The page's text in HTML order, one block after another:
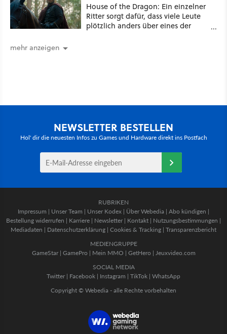
House of the Dragon: Ein einzelner
Ritter sorgt dafür, dass viele Leute
plötzlich anders über eines der
mehr anzeigen
NEWSLETTER BESTELLEN
Hol' dir die neuesten Infos zu Games und Hardware direkt ins Postfach
RUBRIKEN
Impressum | Unser Team | Unser Kodex | Über Webedia | Abo kündigen |
Bestellung widerrufen | Karriere | Newsletter | Kontakt | Nutzungsbestimmungen |
Mediadaten | Datenschutzerklärung | Cookies & Tracking | Transparenzbericht
MEDIENGRUPPE
GameStar| GamePro | Mein MMO | GetHero | Jeuxvideo.com
SOCIAL MEDIA
Twitter | Facebook | Instagram | TikTok | WhatsApp
Copyright © Webedia - alle Rechte vorbehalten